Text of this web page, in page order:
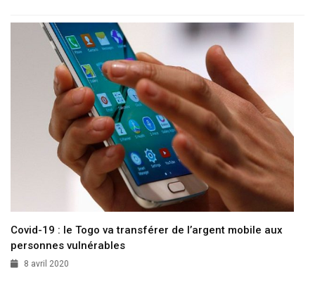
Covid-19 : le Togo va transférer de l’argent mobile aux
personnes vulnérables
8 avril 2020